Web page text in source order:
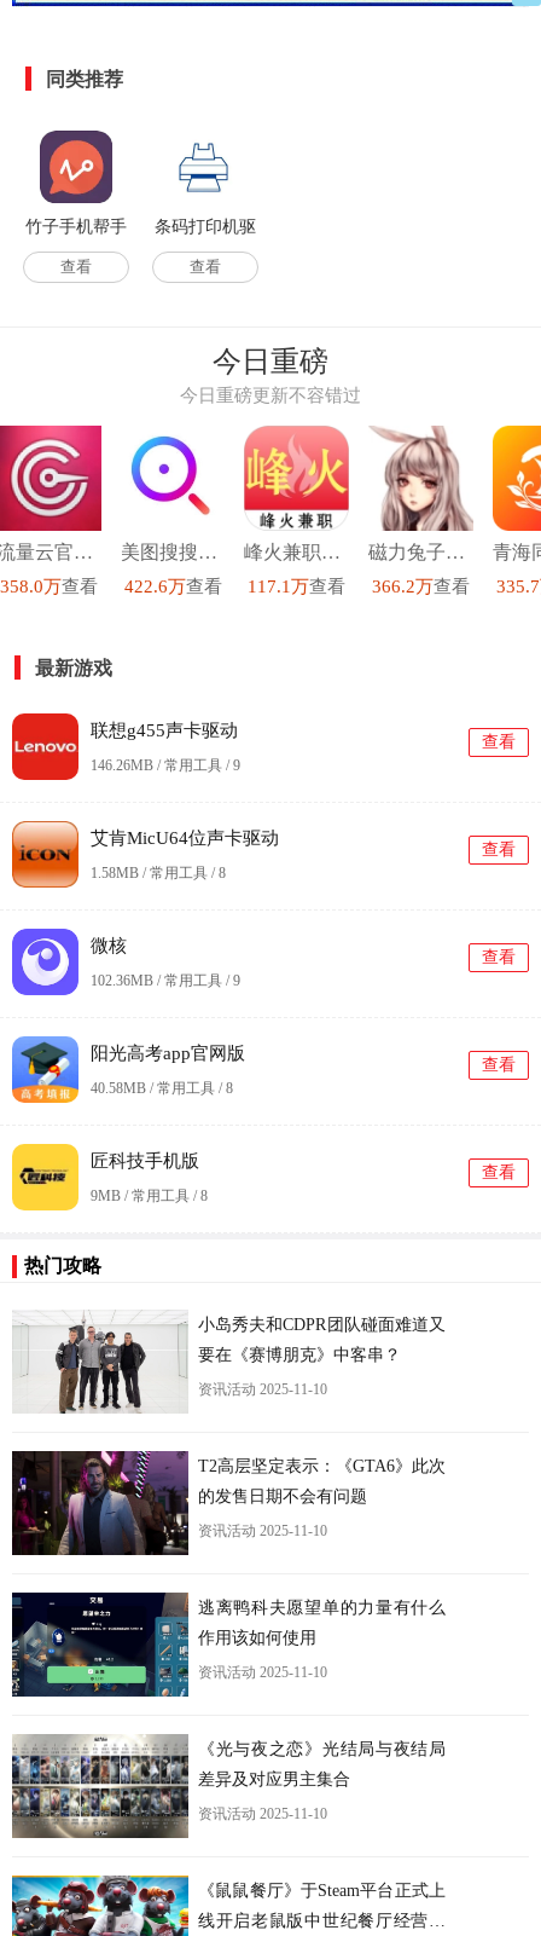
同类推荐
竹子手机帮手
软件安卓版
查看
条码打印机驱
动佳博GP-
查看
今日重磅
今日重磅更新不容错过
流量云官方正版
358.0万查看
美图搜搜手机免费版
422.6万查看
峰火兼职手机正版
117.1万查看
磁力兔子搜索引擎手机免费版
366.2万查看
最新游戏
联想g455声卡驱动
146.26MB / 常用工具 /9
查看
艾肯MicU64位声卡驱动
1.58MB / 常用工具 /8
查看
微核
102.36MB / 常用工具 /9
查看
阳光高考app官网版
40.58MB / 常用工具 /8
查看
匠科技手机版
9MB / 常用工具 /8
查看
热门攻略
小岛秀夫和CDPR团队碰面难道又
要在《赛博朋克》中客串？
资讯活动 2025-11-10
T2高层坚定表示：《GTA6》此次
的发售日期不会有问题
资讯活动 2025-11-10
逃离鸭科夫愿望单的力量有什么
作用该如何使用
资讯活动 2025-11-10
《光与夜之恋》光结局与夜结局
差异及对应男主集合
资讯活动 2025-11-10
《鼠鼠餐厅》于Steam平台正式上
线开启老鼠版中世纪餐厅经营之